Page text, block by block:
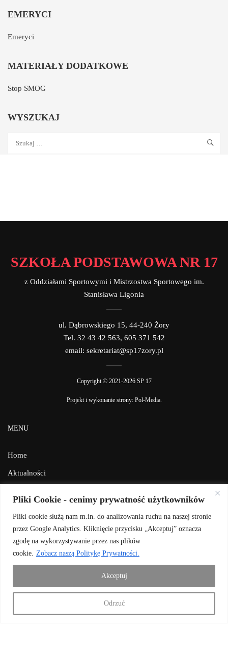
Pliki Cookie - cenimy prywatność użytkowników
Pliki cookie służą nam m.in. do analizowania ruchu na naszej stronie
przez Google Analytics. Kliknięcie przycisku „Akceptuj” oznacza
zgodę na wykorzystywanie przez nas plików
cookie.
Zobacz naszą Politykę Prywatności.
Odrzuć
Akceptuj
EMERYCI
Emeryci
MATERIAŁY DODATKOWE
Stop SMOG
WYSZUKAJ
SZKOŁA PODSTAWOWA NR 17
z Oddziałami Sportowymi i Mistrzostwa Sportowego im.
Stanisława Ligonia
ul. Dąbrowskiego 15, 44-240 Żory
Tel. 32 43 42 563, 605 371 542
email: sekretariat@sp17zory.pl
Copyright © 2021-2026 SP 17
Projekt i wykonanie strony: Pol-Media.
MENU
Home
Aktualności
Kontakt
BIP